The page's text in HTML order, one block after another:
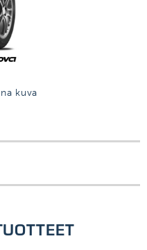
kuva